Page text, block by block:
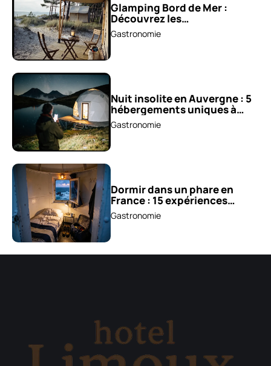
Glamping Bord de Mer :
Découvrez les
hébergements insolites !
Gastronomie
Nuit insolite en Auvergne : 5
hébergements uniques à
découvrir !
Gastronomie
Dormir dans un phare en
France : 15 expériences
inoubliables !
Gastronomie